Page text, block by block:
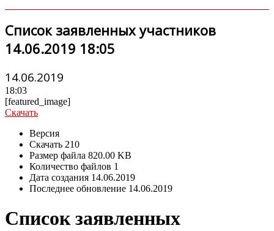
Список заявленных участников
14.06.2019 18:05
14.06.2019
18:03
[featured_image]
Скачать
Версия
Скачать 210
Размер файла 820.00 KB
Количество файлов 1
Дата создания 14.06.2019
Последнее обновление 14.06.2019
Список заявленных